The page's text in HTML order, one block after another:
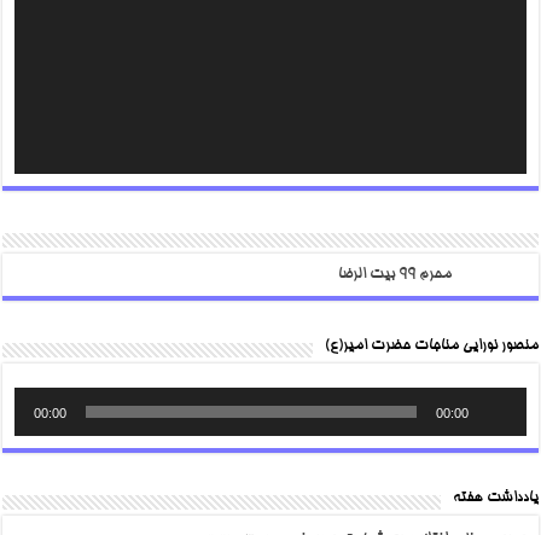
محرم ۹۹ بیت الرضا
منصور نورایی مناجات حضرت امیر(ع)
00:00
00:00
یادداشت هفته